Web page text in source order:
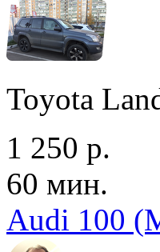
Toyota
1 250 р.
60 мин.
Audi 100